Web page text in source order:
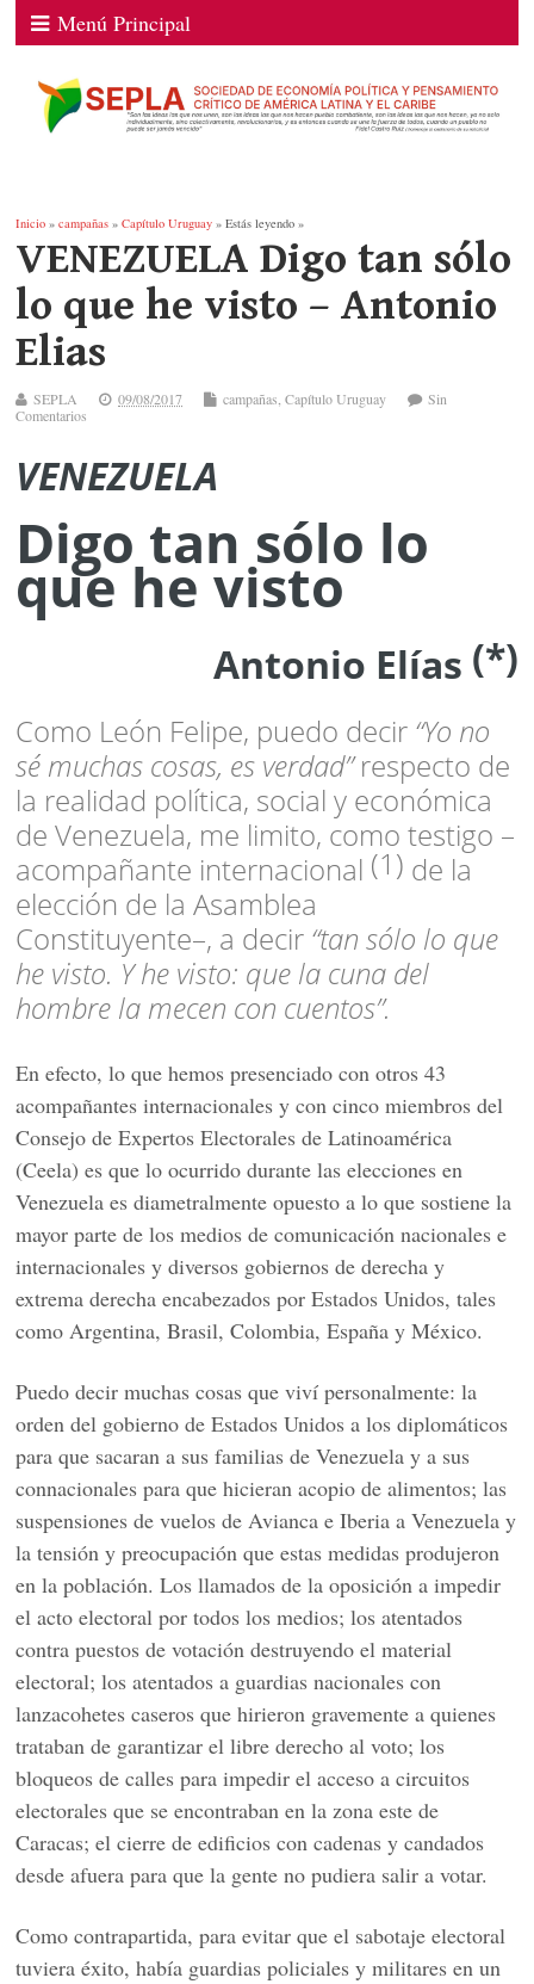
Menú Principal
Inicio »campañas »Capítulo Uruguay » Estás leyendo »
VENEZUELA Digo tan sólo
lo que he visto – Antonio
Elias
SEPLA 09/08/2017 campañas,Capítulo Uruguay
Sin
Comentarios
VENEZUELA
Digo tan sólo lo
que he visto
Antonio Elías (*)
Como León Felipe, puedo decir “Yo no
sé muchas cosas, es verdad”respecto de
la realidad política, social y económica
de Venezuela, me limito, como testigo –
acompañante internacional (1) de la
elección de la Asamblea
Constituyente–, a decir “tan sólo lo que
he visto. Y he visto: que la cuna del
hombre la mecen con cuentos”.
En efecto, lo que hemos presenciado con otros 43
acompañantes internacionales y con cinco miembros del
Consejo de Expertos Electorales de Latinoamérica
(Ceela) es que lo ocurrido durante las elecciones en
Venezuela es diametralmente opuesto a lo que sostiene la
mayor parte de los medios de comunicación nacionales e
internacionales y diversos gobiernos de derecha y
extrema derecha encabezados por Estados Unidos, tales
como Argentina, Brasil, Colombia, España y México.
Puedo decir muchas cosas que viví personalmente: la
orden del gobierno de Estados Unidos a los diplomáticos
para que sacaran a sus familias de Venezuela y a sus
connacionales para que hicieran acopio de alimentos; las
suspensiones de vuelos de Avianca e Iberia a Venezuela y
la tensión y preocupación que estas medidas produjeron
en la población. Los llamados de la oposición a impedir
el acto electoral por todos los medios; los atentados
contra puestos de votación destruyendo el material
electoral; los atentados a guardias nacionales con
lanzacohetes caseros que hirieron gravemente a quienes
trataban de garantizar el libre derecho al voto; los
bloqueos de calles para impedir el acceso a circuitos
electorales que se encontraban en la zona este de
Caracas; el cierre de edificios con cadenas y candados
desde afuera para que la gente no pudiera salir a votar.
Como contrapartida, para evitar que el sabotaje electoral
tuviera éxito, había guardias policiales y militares en un